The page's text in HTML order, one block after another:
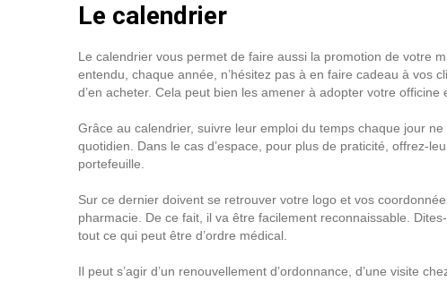
Le calendrier
Le calendrier vous permet de faire aussi la promotion de votre
entendu, chaque année, n’hésitez pas à en faire cadeau à vos
d’en acheter. Cela peut bien les amener à adopter votre
Grâce au calendrier, suivre leur emploi du temps chaque jour
quotidien. Dans le cas d’espace, pour plus de praticité, offrez-
portefeuille.
Sur ce dernier doivent se retrouver votre logo et vos
pharmacie. De ce fait, il va être facilement reconnaissable.
tout ce qui peut être d’ordre médical.
Il peut s’agir d’un renouvellement d’ordonnance, d’une visite